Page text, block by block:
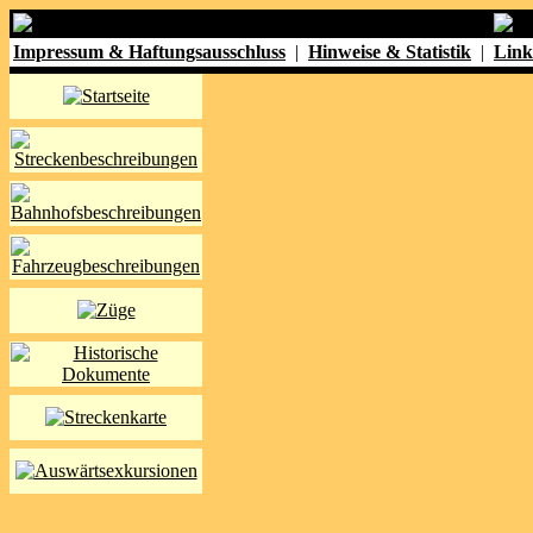
Impressum & Haftungsausschluss | Hinweise & Statistik |